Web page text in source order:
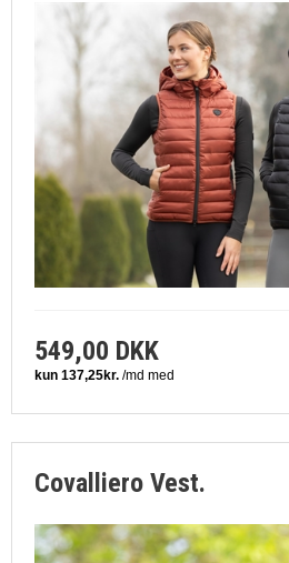
549,00 DKK
Covalliero Vest.